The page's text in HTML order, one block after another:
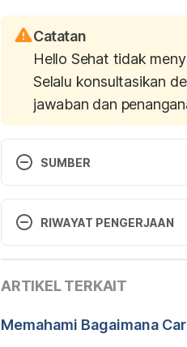
Catatan
Hello Sehat tidak
Selalu konsultasikan
jawaban dan
SUMBER
http://
diakses pada 20 Januari 2017
https://
RIWAYAT PENGERJAAN
26/06/2021
Ditinjau secara medis
ARTIKEL TERKAIT
Memahami Bagaimana